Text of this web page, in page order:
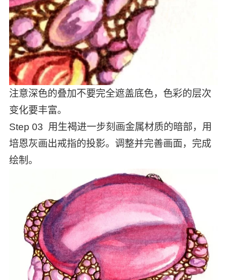
注意深色的叠加不要完全遮盖底色，色彩的层次
变化要丰富。
Step 03 用生褐进一步刻画金属材质的暗部，用
培恩灰画出戒指的投影。调整并完善画面，完成
绘制。